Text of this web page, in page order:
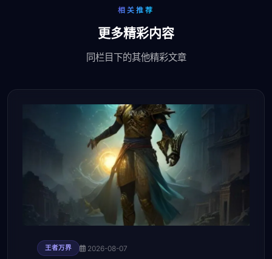
相关推荐
更多精彩内容
同栏目下的其他精彩文章
王者万界 2026-08-07